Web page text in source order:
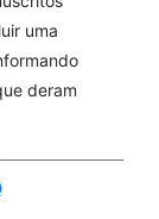
uma
deram